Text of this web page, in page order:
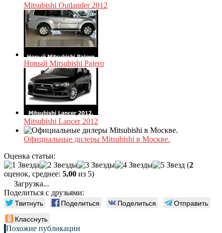
Mitsubishi Outlander 2012
Новый Mitsubishi Pajero
Mitsubishi Lancer 2012
Официальные дилеры Mitsubishi в Москве.
Оценка статьи:
(2
оценок, среднее: 5,00 из 5)
Загрузка...
Поделиться с друзьями:
Твитнуть Поделиться Поделиться
Отправить
Класснуть
Похожие публикации